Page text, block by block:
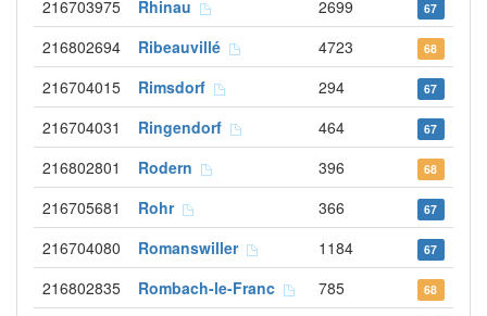
216703975 Rhinau 2699 67
216802694 Ribeauvillé 4723 68
216704015 Rimsdorf 294 67
216704031 Ringendorf 464 67
216802801 Rodern 396 68
216705681 Rohr 366 67
216704080 Romanswiller 1184 67
216802835 Rombach-le-Franc 785 68